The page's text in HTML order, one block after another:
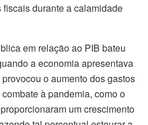
durante a calamidade
em relação ao PIB bateu
a economia apresentava
o aumento dos gastos
à pandemia, como o
um crescimento